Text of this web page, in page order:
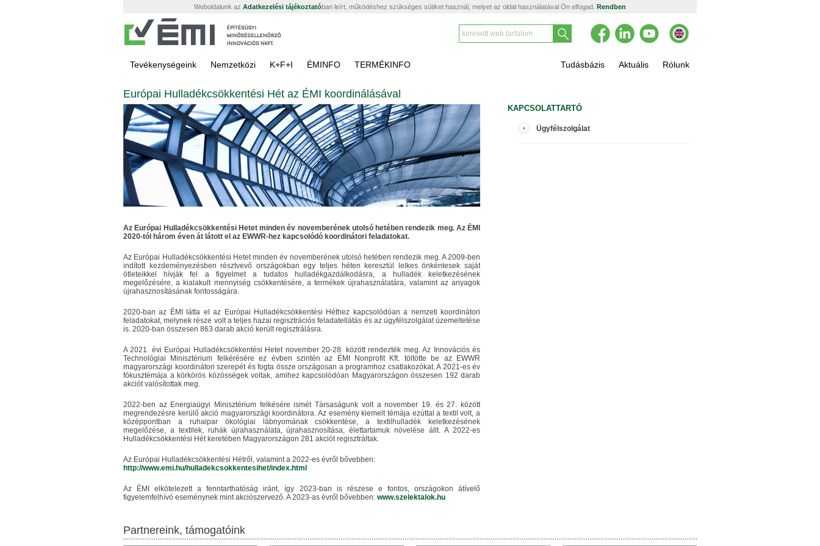
Weboldalunk az Adatkezelési tájékoztatóban leírt, működéshez szükséges sütiket használ, melyet az oldal használatával Ön elfogad. Rendben
Tevékenységeink Nemzetközi K+F+I ÉMINFO TERMÉKINFO Tudásbázis Aktuális Rólunk
Európai Hulladékcsökkentési Hét az ÉMI koordinálásával
Az Európai Hulladékcsökkentési Hetet minden év novemberének utolsó hetében rendezik meg. Az ÉMI
2020-tól három éven át látott el az EWWR-hez kapcsolódó koordinátori feladatokat.
Az Európai Hulladékcsökkentési Hetet minden év novemberének utolsó hetében rendezik meg. A 2009-ben
indított kezdeményezésben résztvevő országokban egy teljes héten keresztül lelkes önkéntesek saját
ötleteikkel hívják fel a figyelmet a tudatos hulladékgazdálkodásra, a hulladék keletkezésének
megelőzésére, a kialakult mennyiség csökkentésére, a termékek újrahasználatára, valamint az anyagok
újrahasznosításának fontosságára.
2020-ban az ÉMI látta el az Európai Hulladékcsökkentési Héthez kapcsolódóan a nemzeti koordinátori
feladatokat, melynek része volt a teljes hazai regisztrációs feladatellátás és az ügyfélszolgálat üzemeltetése
is. 2020-ban összesen 863 darab akció került regisztrálásra.
A 2021. évi Európai Hulladékcsökkentési Hetet november 20-28. között rendezték meg. Az Innovációs és
Technológiai Minisztérium felkérésére ez évben szintén az ÉMI Nonprofit Kft. töltötte be az EWWR
magyarországi koordinátori szerepét és fogta össze országosan a programhoz csatlakozókat. A 2021-es év
fókusztémája a körkörös közösségek voltak, amihez kapcsolódóan Magyarországon összesen 192 darab
akciót valósítottak meg.
2022-ben az Energiaügyi Minisztérium felkésére ismét Társaságunk volt a november 19. és 27. között
megrendezésre kerülő akció magyarországi koordinátora. Az esemény kiemelt témája ezúttal a textil volt, a
középpontban a ruhaipar ökológiai lábnyomának csökkentése, a textilhulladék keletkezésének
megelőzése, a textilek, ruhák újrahasználata, újrahasznosítása, élettartamuk növelése állt. A 2022-es
Hulladékcsökkentési Hét keretében Magyarországon 281 akciót regisztráltak.
Az Európai Hulladékcsökkentési Hétről, valamint a 2022-es évről bővebben:
http://www.emi.hu/hulladekcsokkentesihet/index.html
Az ÉMI elkötelezett a fenntarthatóság iránt, így 2023-ban is részese e fontos, országokon átívelő
figyelemfelhívó eseménynek mint akciószervező. A 2023-as évről bővebben: www.szelektalok.hu
KAPCSOLATTARTÓ
Ügyfélszolgálat
Partnereink, támogatóink